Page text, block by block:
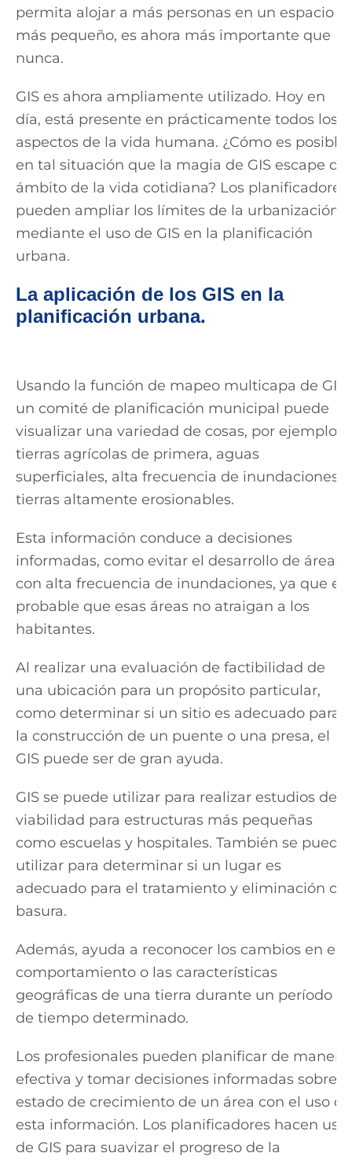
permita alojar a más personas en un espacio
más pequeño, es ahora más importante que
nunca.
GIS es ahora ampliamente utilizado. Hoy en
día, está presente en prácticamente todos los
aspectos de la vida humana. ¿Cómo es posible
en tal situación que la magia de GIS escape del
ámbito de la vida cotidiana? Los planificadores
pueden ampliar los límites de la urbanización
mediante el uso de GIS en la planificación
urbana.
La aplicación de los GIS en la
planificación urbana.
Usando la función de mapeo multicapa de GIS,
un comité de planificación municipal puede
visualizar una variedad de cosas, por ejemplo,
tierras agrícolas de primera, aguas
superficiales, alta frecuencia de inundaciones y
tierras altamente erosionables.
Esta información conduce a decisiones
informadas, como evitar el desarrollo de áreas
con alta frecuencia de inundaciones, ya que es
probable que esas áreas no atraigan a los
habitantes.
Al realizar una evaluación de factibilidad de
una ubicación para un propósito particular,
como determinar si un sitio es adecuado para
la construcción de un puente o una presa, el
GIS puede ser de gran ayuda.
GIS se puede utilizar para realizar estudios de
viabilidad para estructuras más pequeñas
como escuelas y hospitales. También se puede
utilizar para determinar si un lugar es
adecuado para el tratamiento y eliminación de
basura.
Además, ayuda a reconocer los cambios en el
comportamiento o las características
geográficas de una tierra durante un período
de tiempo determinado.
Los profesionales pueden planificar de manera
efectiva y tomar decisiones informadas sobre
estado de crecimiento de un área con el uso de
esta información. Los planificadores hacen uso
de GIS para suavizar el progreso de la